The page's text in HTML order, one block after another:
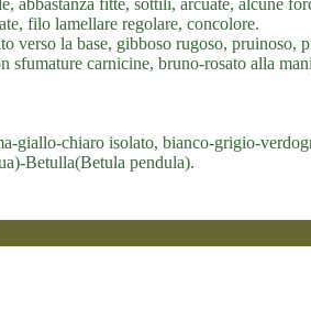
abbastanza fitte, sottili, arcuate, alcune
filo lamellare regolare, concolore.
verso la base, gibboso rugoso, pruinoso,
sfumature carnicine, bruno-rosato alla
giallo-chiaro isolato, bianco-grigio-
Betulla(Betula pendula).